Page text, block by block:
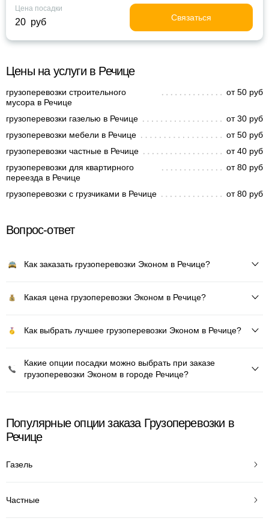
Цена посадки
20 руб Связаться
Цены на услуги в Речице
грузоперевозки строительного
мусора в Речице
от 50 руб
грузоперевозки газелью в Речице
от 30 руб
грузоперевозки мебели в Речице
от 50 руб
грузоперевозки частные в Речице
от 40 руб
грузоперевозки для квартирного
переезда в Речице
от 80 руб
грузоперевозки с грузчиками в Речице от 80 руб
Вопрос-ответ
Как заказать грузоперевозки Эконом в Речице?
Какая цена грузоперевозки Эконом в Речице?
Как выбрать лучшее грузоперевозки Эконом в Речице?
Какие опции посадки можно выбрать при заказе
грузоперевозки Эконом в городе Речице?
Популярные опции заказа Грузоперевозки в
Речице
Газель
Частные